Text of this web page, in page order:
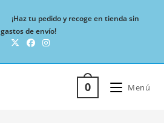
¡Haz tu pedido y recoge en tienda sin
gastos de envío!
0 Menú